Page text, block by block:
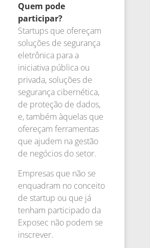
Quem pode
participar?
Startups que ofereçam
soluções de segurança
eletrônica para a
iniciativa pública ou
privada, soluções de
segurança cibernética,
de proteção de dados,
e, também àquelas que
ofereçam ferramentas
que ajudem na gestão
de negócios do setor.
Empresas que não se
enquadram no conceito
de startup ou que já
tenham participado da
Exposec não podem se
inscrever.